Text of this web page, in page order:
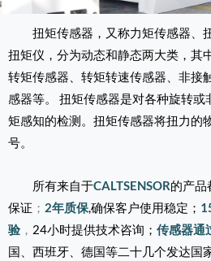
扭矩传感器，又称力矩传感器、扭
扭矩仪，分为动态和静态两大类，其
转矩传感器、转矩转速传感器、非接
感器等。 扭矩传感器是对各种旋转或
矩感知的检测。扭矩传感器将扭力的
号。
所有来自于CALTSENSOR的产品
保证 ； 2年质保,确保客户使用稳定；
验， 24小时提供技术咨询； 传感器通
国、西班牙、德国等二十几个发达国